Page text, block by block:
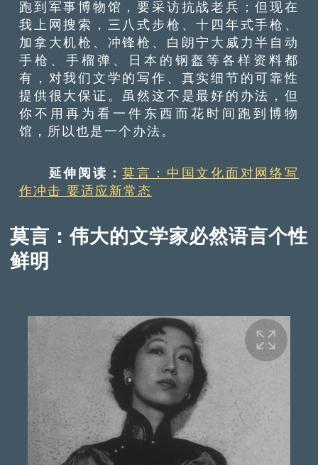
跑到军事博物馆，要采访抗战老兵；但现在
我上网搜索，三八式步枪、十四年式手枪、
加拿大机枪、冲锋枪、白朗宁大威力半自动
手枪、手榴弹、日本的钢盔等各样资料都
有，对我们文学的写作、真实细节的可靠性
提供很大保证。虽然这不是最好的办法，但
你不用再为看一件东西而花时间跑到博物
馆，所以也是一个办法。
延伸阅读：莫言：中国文化面对网络写
作冲击 要适应新常态
莫言：伟大的文学家必然语言个性
鲜明